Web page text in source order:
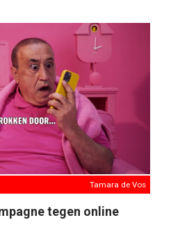
Tamara de Vos
tegen online